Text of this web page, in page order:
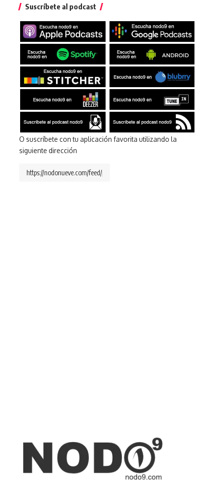
Suscríbete al podcast
O suscríbete con tu aplicación favorita utilizando la
siguiente dirección